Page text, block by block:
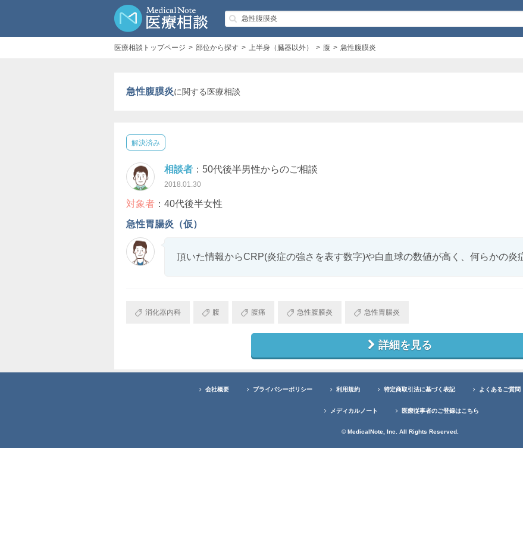
医療相談トップページ 部位から探す 上半身（臓器以外） 腹 急性腹膜炎
急性腹膜炎に関する医療相談
解決済み
相談者 ：50代後半男性からのご相談
2018.01.30
対象者 ：40代後半女性
急性胃腸炎（仮）
頂いた情報からCRP(炎症の強さを表す数字)や白血球の数値が高く、何らかの炎
消化器内科 腹 腹痛 急性腹膜炎 急性胃腸炎
詳細を見る
会社概要 プライバシーポリシー 利用規約 特定商取引法に基づく表記 よくあるご質問
メディカルノート 医療従事者のご登録はこちら
© MedicalNote, Inc. All Rights Reserved.